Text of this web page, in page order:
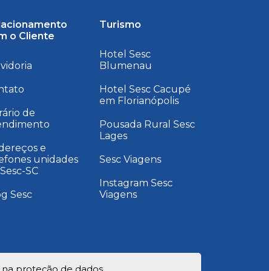
o Cliente
de
e
unidades
SC
Sesc
Turismo
Hotel Sesc
Blumenau
Hotel Sesc Cacupé
em Florianópolis
Pousada Rural Sesc
Lages
Sesc Viagens
Instagram Sesc
Viagens